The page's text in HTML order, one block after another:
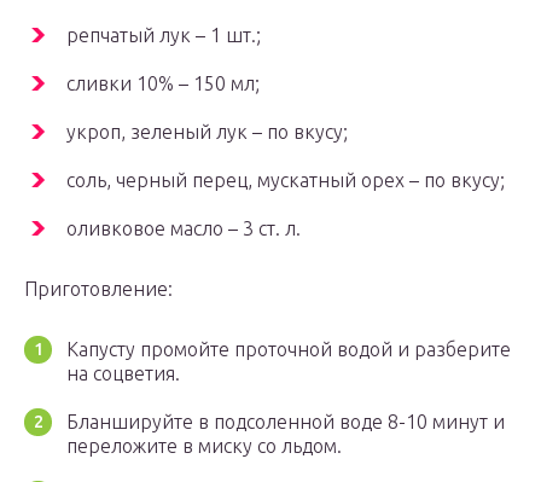
репчатый лук – 1 шт.;
сливки 10% – 150 мл;
укроп, зеленый лук – по вкусу;
соль, черный перец, мускатный орех – по вкусу;
оливковое масло – 3 ст. л.
Приготовление:
Капусту промойте проточной водой и разберите
на соцветия.
Бланшируйте в подсоленной воде 8-10 минут и
переложите в миску со льдом.